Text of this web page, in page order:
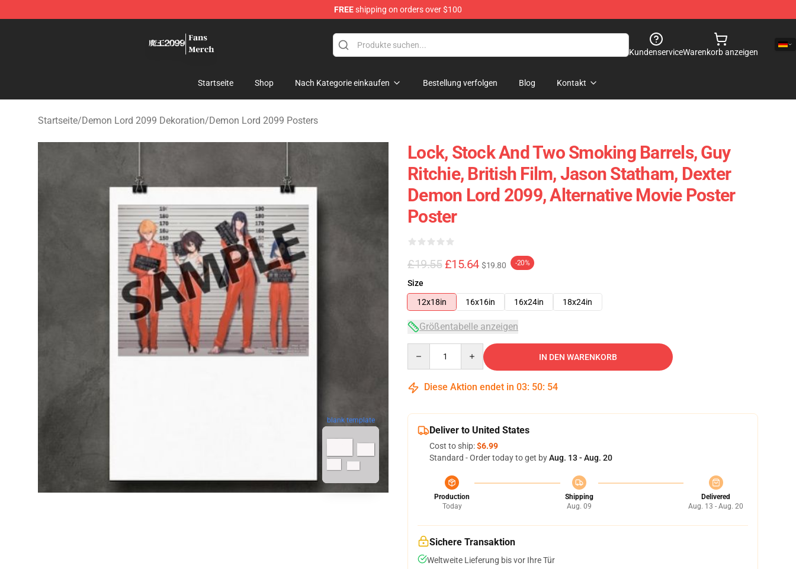
FREEshipping on orders over $100
KundenserviceWarenkorb anzeigen
Startseite Shop Nach Kategorie einkaufen Bestellung verfolgen Blog Kontakt
Startseite/Demon Lord 2099 Dekoration/Demon Lord 2099 Posters
blank template
Lock, Stock And Two Smoking Barrels, Guy
Ritchie, British Film, Jason Statham, Dexter
Demon Lord 2099, Alternative Movie Poster
Poster
£19.55 £15.64 $19.80 -20%
Size
12x18in
16x16in 16x24in 18x24in
Größentabelle anzeigen
IN DEN WARENKORB
Diese Aktion endet in 03: 50: 53
Deliver to United States
Cost to ship:$6.99
Standard - Order today to get byAug. 13 - Aug. 20
Production
Today
Shipping
Aug. 09
Delivered
Aug. 13 - Aug. 20
Sichere Transaktion
Weltweite Lieferung bis vor Ihre Tür